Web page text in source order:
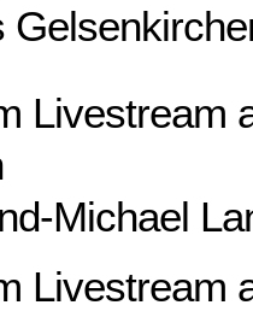
Livestream
Michael
Livestream